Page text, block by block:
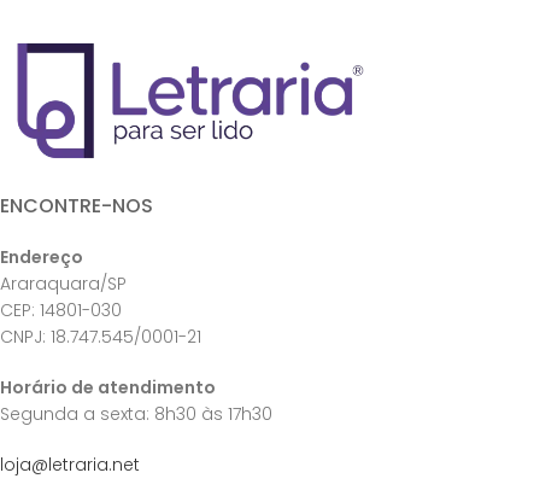
ENCONTRE-NOS
Endereço
Araraquara/SP
CEP: 14801-030
CNPJ: 18.747.545/0001-21
Horário de atendimento
Segunda a sexta: 8h30 às 17h30
loja@letraria.net